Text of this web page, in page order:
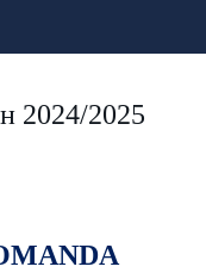
2024/2025